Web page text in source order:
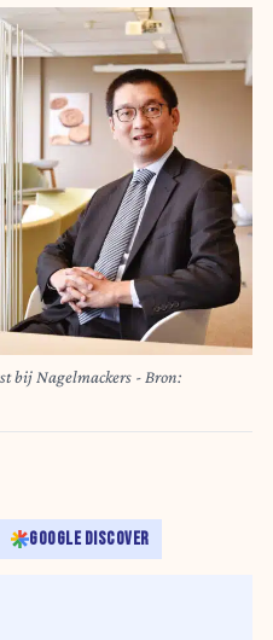
bij Nagelmackers - Bron:
GOOGLE DISCOVER